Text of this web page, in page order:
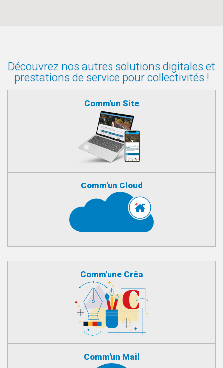
Découvrez nos autres solutions digitales et
prestations de service pour collectivités !
Comm'un Site
Comm'un Cloud
Comm'une Créa
Comm'un Mail